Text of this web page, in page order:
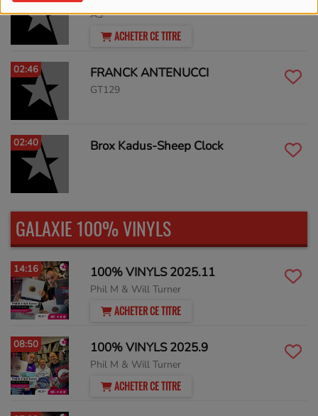
A3
ACHETER CE TITRE
02:46 FRANCK ANTENUCCI
GT129
02:40 Brox Kadus-Sheep Clock
GALAXIE 100% VINYLS
14:16 100% VINYLS 2025.11
Phil M & Will Turner
ACHETER CE TITRE
08:50 100% VINYLS 2025.9
Phil M & Will Turner
ACHETER CE TITRE